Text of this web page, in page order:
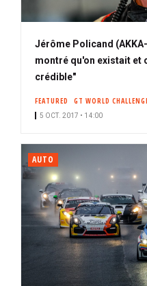
Jérôme Policand
montré qu'on existait et
crédible"
FEATURED GT WORLD
5 OCT. 2017 • 14:00
AUTO